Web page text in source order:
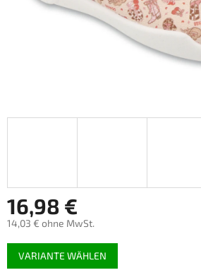
16,98 €
14,03 € ohne MwSt.
Verkaufspreis:
VARIANTE WÄHLEN